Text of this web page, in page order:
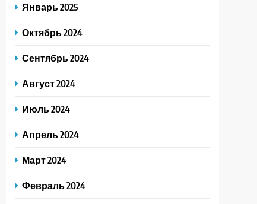
Январь 2025
Октябрь 2024
Сентябрь 2024
Август 2024
Июль 2024
Апрель 2024
Март 2024
Февраль 2024